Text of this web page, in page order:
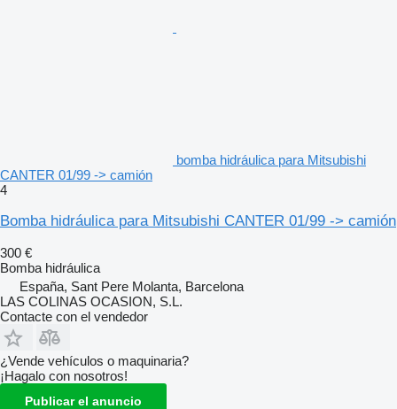
bomba hidráulica para Mitsubishi
CANTER 01/99 -> camión
4
Bomba hidráulica para Mitsubishi CANTER 01/99 -> camión
300 €
Bomba hidráulica
España, Sant Pere Molanta, Barcelona
LAS COLINAS OCASION, S.L.
Contacte con el vendedor
¿Vende vehículos o maquinaria?
¡Hagalo con nosotros!
Publicar el anuncio